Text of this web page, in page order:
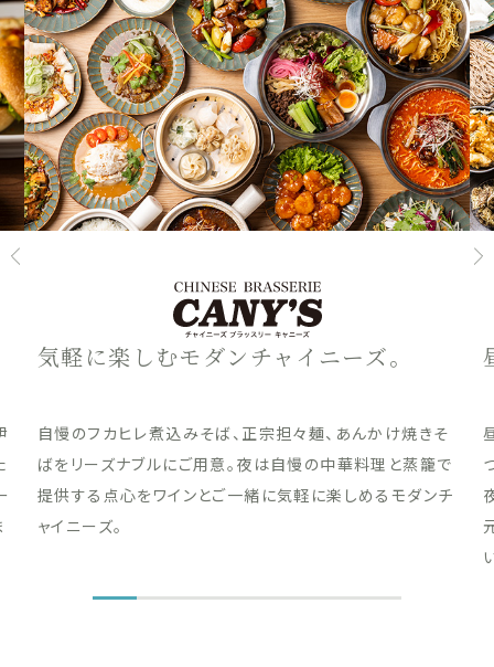
気軽に楽しむモダンチャイニーズ。
自慢のフカヒレ煮込みそば、正宗担々麺、あんかけ焼きそ
ばをリーズナブルにご用意。夜は自慢の中華料理と蒸籠で
提供する点心をワインとご一緒に気軽に楽しめるモダンチ
ャイニーズ。